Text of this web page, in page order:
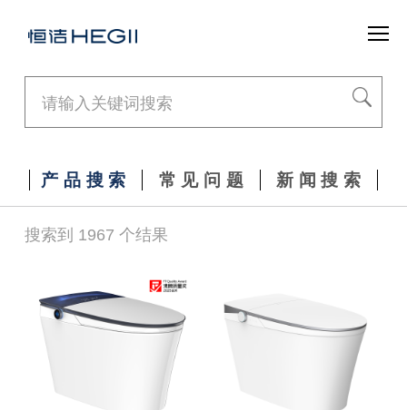
产品搜索 常见问题 新闻搜索
搜索到 1967 个结果